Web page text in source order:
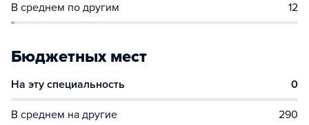
В среднем по другим 12
Бюджетных мест
На эту специальность 0
В среднем на другие 290